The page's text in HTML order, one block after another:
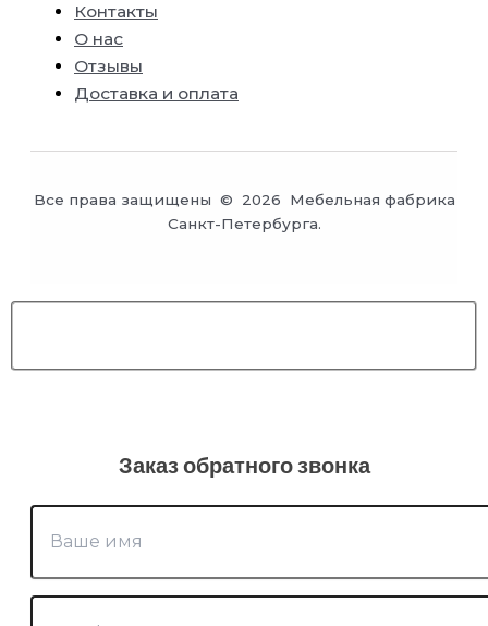
Контакты
О нас
Отзывы
Доставка и оплата
Все права защищены © 2026 Мебельная фабрика
Санкт-Петербурга.
Заказ обратного звонка